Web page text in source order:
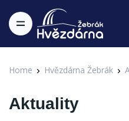
Home Hvězdárna Žebrák
Aktuality